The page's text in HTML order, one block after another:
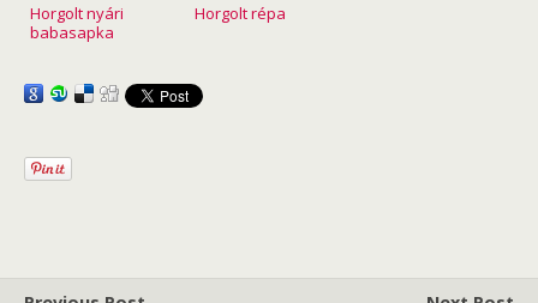
Horgolt nyári
babasapka
Horgolt répa